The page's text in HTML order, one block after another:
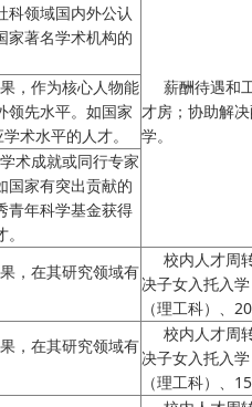
科领域国内外公认
家著名学术机构的
薪酬待遇和
才房；协助解
学。
，作为核心人物能
领先水平。如国家
术水平的人才。
术成就或同行专家
国家有突出贡献的
青年科学基金获得
，在其研究领域有
校内人才周
决子女入托入
（理工科）、
，在其研究领域有
校内人才周
决子女入托入
（理工科）、